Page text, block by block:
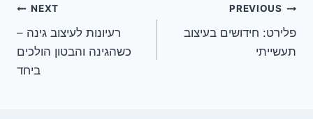
ניווט
PREVIOUS
פלירט: חידושים בעיצוב
תעשייתי
NEXT
רעיונות לעיצוב גינה –
כשהגינה והבטון הולכים
ביחד